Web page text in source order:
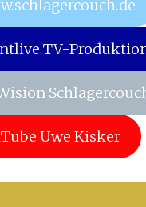
TV-
Uwe Kisker